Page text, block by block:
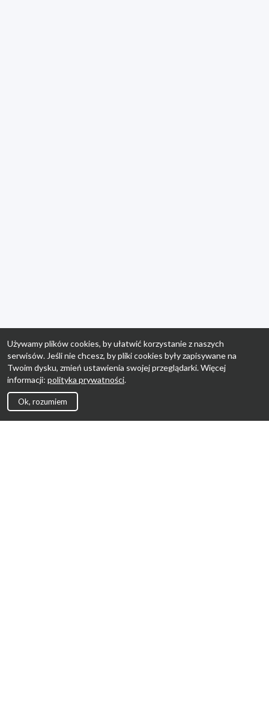
Używamy plików cookies, by ułatwić korzystanie z naszych
serwisów. Jeśli nie chcesz, by pliki cookies były zapisywane na
Twoim dysku, zmień ustawienia swojej przeglądarki. Więcej
informacji: polityka prywatności.
Ok, rozumiem